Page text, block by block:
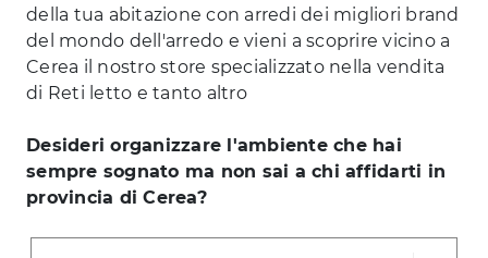
della tua abitazione con arredi dei migliori brand
del mondo dell'arredo e vieni a scoprire vicino a
Cerea il nostro store specializzato nella vendita
di Reti letto e tanto altro
Desideri organizzare l'ambiente che hai
sempre sognato ma non sai a chi affidarti in
provincia di Cerea?